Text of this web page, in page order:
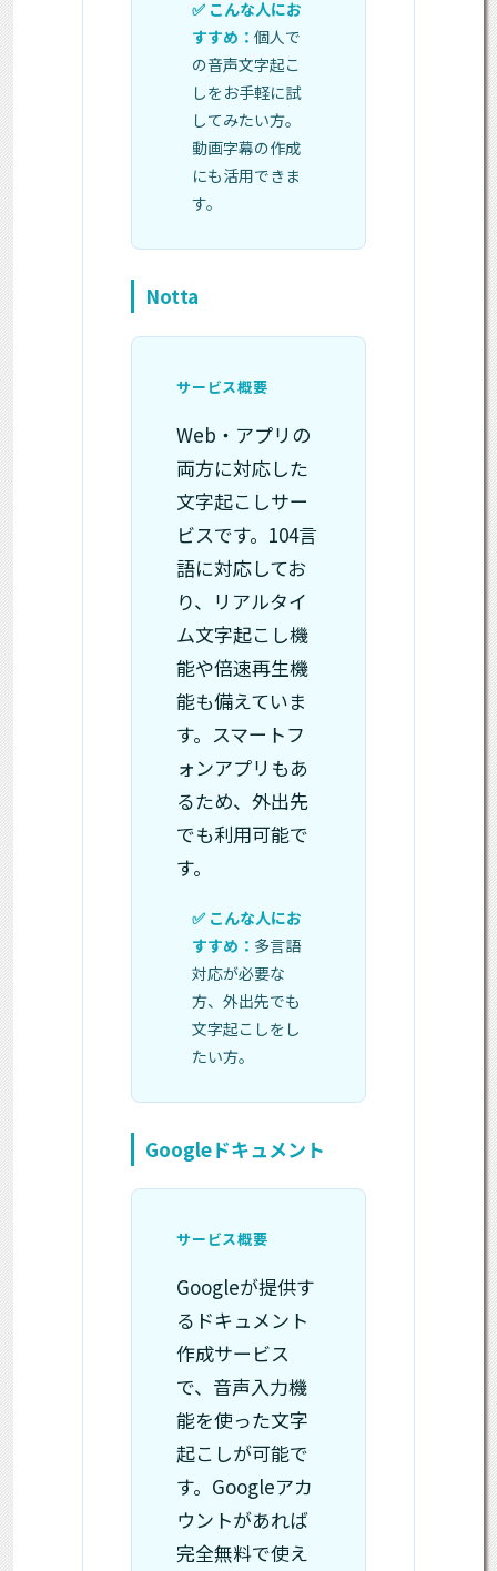
個人で
の音声文字起こ
しをお手軽に試
してみたい方。
動画字幕の作成
にも活用できま
す。
Notta
サービス概要
Web・アプリの
両方に対応した
文字起こしサー
ビスです。104言
語に対応してお
り、リアルタイ
ム文字起こし機
能や倍速再生機
能も備えていま
す。スマートフ
ォンアプリもあ
るため、外出先
でも利用可能で
す。
多言語
対応が必要な
方、外出先でも
文字起こしをし
たい方。
Googleドキュメント
サービス概要
Googleが提供す
るドキュメント
作成サービス
で、音声入力機
能を使った文字
起こしが可能で
す。Googleアカ
ウントがあれば
完全無料で使え